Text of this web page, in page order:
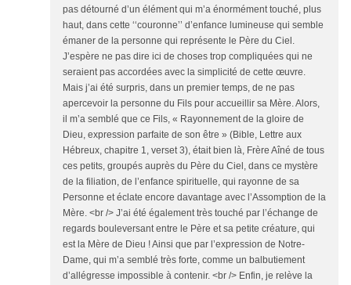
pas détourné d’un élément qui m’a énormément touché, plus
haut, dans cette ‘‘couronne’’ d’enfance lumineuse qui semble
émaner de la personne qui représente le Père du Ciel.
J’espère ne pas dire ici de choses trop compliquées qui ne
seraient pas accordées avec la simplicité de cette œuvre.
Mais j’ai été surpris, dans un premier temps, de ne pas
apercevoir la personne du Fils pour accueillir sa Mère. Alors,
il m’a semblé que ce Fils, « Rayonnement de la gloire de
Dieu, expression parfaite de son être » (Bible, Lettre aux
Hébreux, chapitre 1, verset 3), était bien là, Frère Aîné de tous
ces petits, groupés auprès du Père du Ciel, dans ce mystère
de la filiation, de l’enfance spirituelle, qui rayonne de sa
Personne et éclate encore davantage avec l’Assomption de la
Mère. <br /> J’ai été également très touché par l’échange de
regards bouleversant entre le Père et sa petite créature, qui
est la Mère de Dieu ! Ainsi que par l’expression de Notre-
Dame, qui m’a semblé très forte, comme un balbutiement
d’allégresse impossible à contenir. <br /> Enfin, je relève la